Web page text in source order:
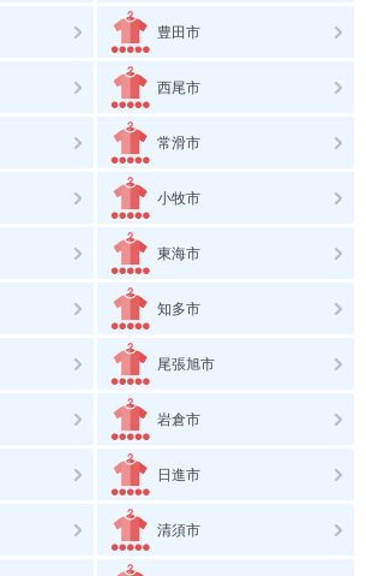
豊田市
西尾市
常滑市
小牧市
東海市
知多市
尾張旭市
岩倉市
日進市
清須市